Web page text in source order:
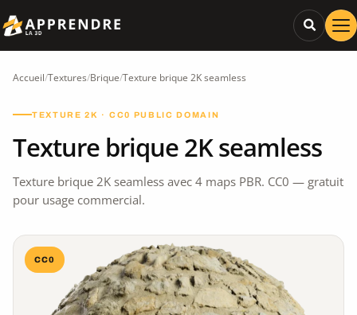
Accueil/Textures/Brique/Texture brique 2K seamless
TEXTURE 2K · CC0 PUBLIC DOMAIN
Texture brique 2K seamless
Texture brique 2K seamless avec 4 maps PBR. CC0 — gratuit
pour usage commercial.
CC0